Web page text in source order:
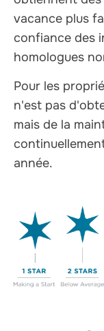
vacance plus
confiance des
homologues
Pour les
n'est pas
mais de la
année.